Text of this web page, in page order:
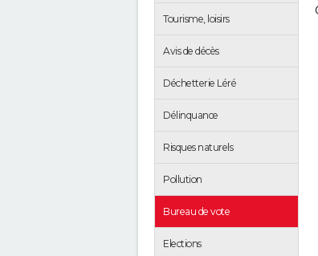
Tourisme, loisirs
Avis de décès
Déchetterie Léré
Délinquance
Risques naturels
Pollution
Bureau de vote
Elections